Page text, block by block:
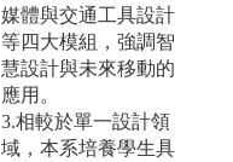
媒體與交通工具設計
等四大模組，強調智
慧設計與未來移動的
應用。
3.相較於單一設計領
域，本系培養學生具